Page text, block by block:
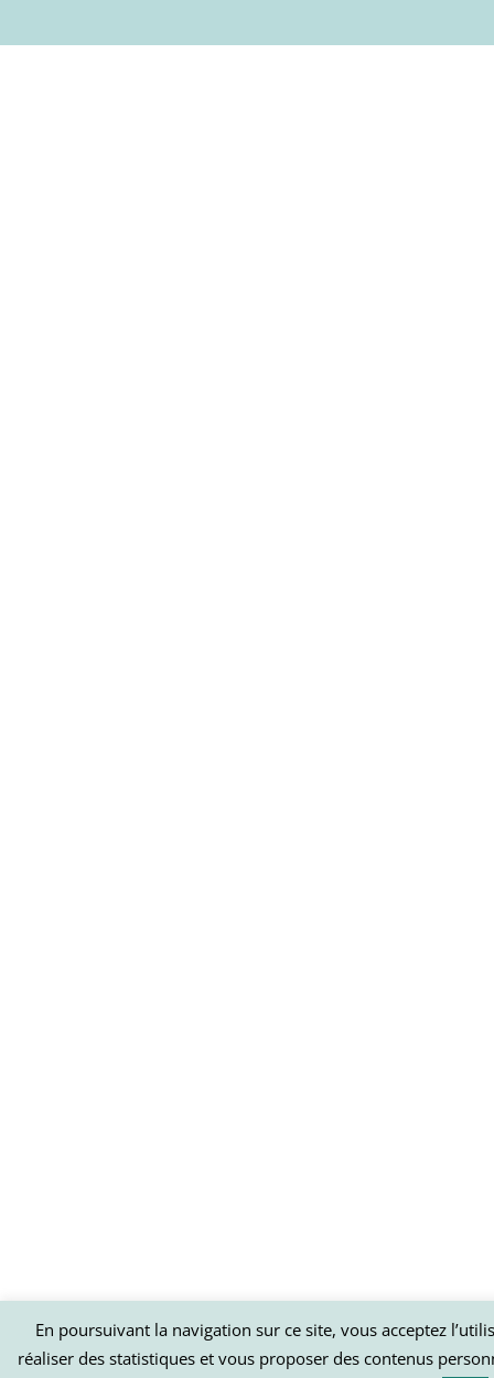
En poursuivant la navigation sur ce site, vous acceptez
réaliser des statistiques et vous proposer des contenus